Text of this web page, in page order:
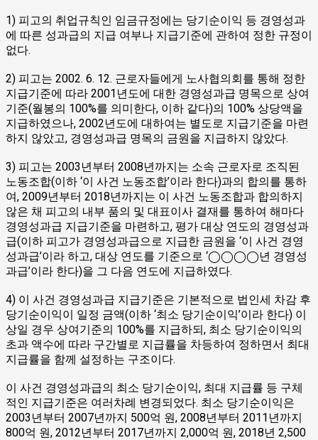
1) 피고의 취업규칙인 임금규정에는 당기순이익 등 경영성과
에 따른 성과급의 지급 여부나 지급기준에 관하여 정한 규정이
없다.
2) 피고는 2002. 6. 12. 근로자들에게 노사협의회를 통해 정한
지급기준에 따라 2001년도에 대한 경영성과급 명목으로 상여
기준(월봉의 100%를 의미한다, 이하 같다)의 100% 상당액을
지급하였으나, 2002년도에 대하여는 별도로 지급기준을 마련
하지 않았고, 경영성과급 명목의 금원을 지급하지 않았다.
3) 피고는 2003년부터 2008년까지는 소속 근로자로 조직된
노동조합(이하 ‘이 사건 노동조합’이라 한다)과의 합의를 통하
여, 2009년부터 2018년까지는 이 사건 노동조합과 합의하지
않은 채 피고의 내부 품의 및 대표이사 결재를 통하여 해마다
경영성과급 지급기준을 마련하고, 평가 대상 연도의 경영성과
급(이하 피고가 경영성과급으로 지급한 금원을 ‘이 사건 경영
성과급’이라 하고, 대상 연도를 기준으로 ‘◯◯◯◯년 경영성
과급’이라 한다)을 그 다음 연도에 지급하였다.
4) 이 사건 경영성과급 지급기준은 기본적으로 법인세 차감 후
당기순이익이 일정 금액(이하 ‘최소 당기순이익’이라 한다) 이
상일 경우 상여기준의 100%를 지급하되, 최소 당기순이익의
초과 액수에 따라 구간별로 지급률을 차등하여 정하면서 최대
지급률을 함께 설정하는 구조이다.
이 사건 경영성과급의 최소 당기순이익, 최대 지급률 등 구체
적인 지급기준은 여러차례 변경되었다. 최소 당기순이익은
2003년부터 2007년까지 500억 원, 2008년부터 2011년까지
800억 원, 2012년부터 2017년까지 2,000억 원, 2018년 2,500